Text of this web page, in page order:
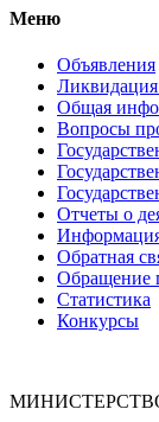
Меню
Объявления
Общая
Вопросы
Отчеты о
Обратная
Обращение
Статистика
Конкурсы